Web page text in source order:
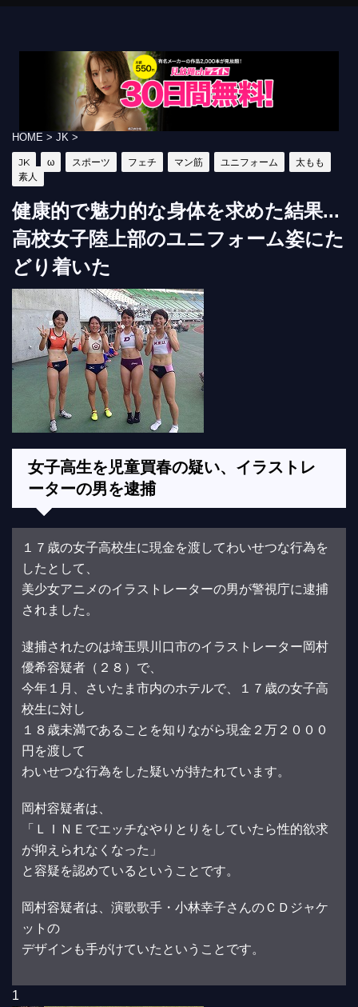
HOME > JK >
JK ω スポーツ フェチ マン筋 ユニフォーム
太もも
素人
健康的で魅力的な身体を求めた結果...
高校女子陸上部のユニフォーム姿にた
どり着いた
女子高生を児童買春の疑い、イラストレ
ーターの男を逮捕
１７歳の女子高校生に現金を渡してわいせつな行為を
したとして、
美少女アニメのイラストレーターの男が警視庁に逮捕
されました。
逮捕されたのは埼玉県川口市のイラストレーター岡村
優希容疑者（２８）で、
今年１月、さいたま市内のホテルで、１７歳の女子高
校生に対し
１８歳未満であることを知りながら現金２万２０００
円を渡して
わいせつな行為をした疑いが持たれています。
岡村容疑者は、
「ＬＩＮＥでエッチなやりとりをしていたら性的欲求
が抑えられなくなった」
と容疑を認めているということです。
岡村容疑者は、演歌歌手・小林幸子さんのＣＤジャケ
ットの
デザインも手がけていたということです。
1